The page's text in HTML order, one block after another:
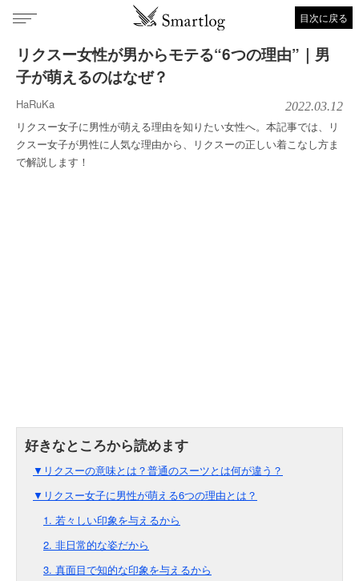
目次に戻る
リクスー女性が男からモテる“6つの理由”｜男
子が萌えるのはなぜ？
HaRuKa 2022.03.12
リクスー女子に男性が萌える理由を知りたい女性へ。本記事では、リ
クスー女子が男性に人気な理由から、リクスーの正しい着こなし方ま
で解説します！
▼リクスーの意味とは？普通のスーツとは何が違う？
▼リクスー女子に男性が萌える6つの理由とは？
1. 若々しい印象を与えるから
2. 非日常的な姿だから
3. 真面目で知的な印象を与えるから